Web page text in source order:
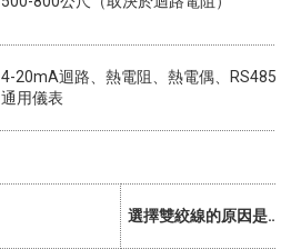
4-20mA迴路、熱電阻、熱電偶、RS485/
通用儀表
選擇雙絞線的原因是…